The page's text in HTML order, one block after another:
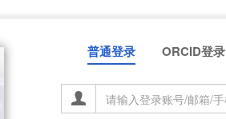
普通登录 ORCID登录